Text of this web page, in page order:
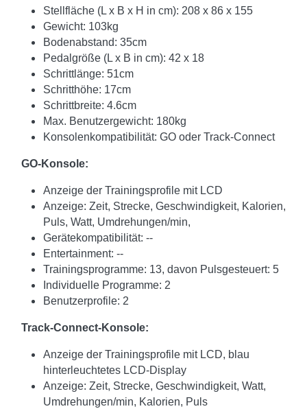
Stellfläche (L x B x H in cm): 208 x 86 x 155
Gewicht: 103kg
Bodenabstand: 35cm
Pedalgröße (L x B in cm): 42 x 18
Schrittlänge: 51cm
Schritthöhe: 17cm
Schrittbreite: 4.6cm
Max. Benutzergewicht: 180kg
Konsolenkompatibilität: GO oder Track-Connect
GO-Konsole:
Anzeige der Trainingsprofile mit LCD
Anzeige: Zeit, Strecke, Geschwindigkeit, Kalorien,
Puls, Watt, Umdrehungen/min,
Gerätekompatibilität: --
Entertainment: --
Trainingsprogramme: 13, davon Pulsgesteuert: 5
Individuelle Programme: 2
Benutzerprofile: 2
Track-Connect-Konsole:
Anzeige der Trainingsprofile mit LCD, blau
hinterleuchtetes LCD-Display
Anzeige: Zeit, Strecke, Geschwindigkeit, Watt,
Umdrehungen/min, Kalorien, Puls